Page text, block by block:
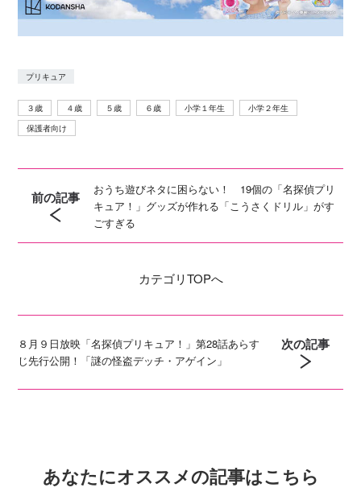
プリキュア
３歳 ４歳 ５歳 ６歳 小学１年生
小学２年生
保護者向け
前の記事
おうち遊びネタに困らない！ 19個の「名探偵プリ
キュア！」グッズが作れる「こうさくドリル」がす
ごすぎる
カテゴリTOPへ
８月９日放映「名探偵プリキュア！」第28話あらす
じ先行公開！「謎の怪盗デッチ・アゲイン」
次の記事
あなたにオススメの記事はこちら